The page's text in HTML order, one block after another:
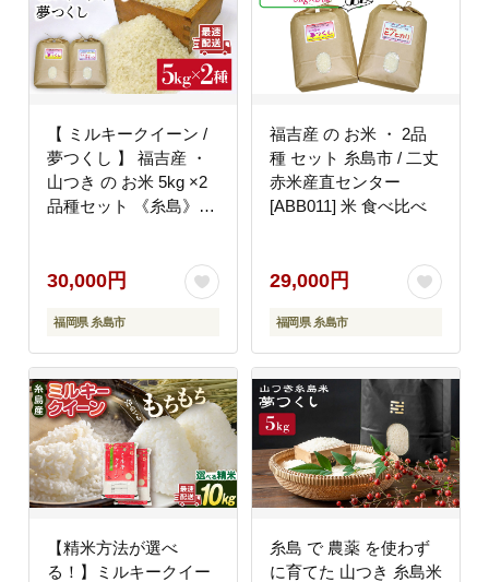
【 ミルキークイーン /
夢つくし 】 福吉産 ・
山つき の お米 5kg ×2
品種セット 《糸島》
比べ ミルキークィーン
30,000円
福岡県 糸島市
福吉産 の お米 ・ 2品
種 セット 糸島市 / 二丈
赤米産直センター
[ABB011] 米 食べ比べ
29,000円
福岡県 糸島市
【精米方法が選べ
る！】ミルキークイー
糸島 で 農薬 を使わず
に育てた 山つき 糸島米